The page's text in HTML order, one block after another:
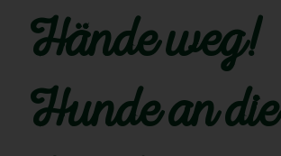
Hände weg!
Hunde an die